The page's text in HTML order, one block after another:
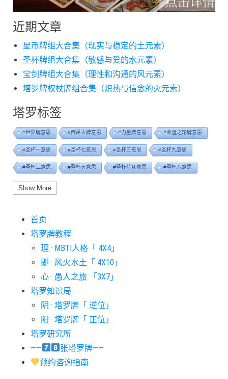
近期文章
星币牌组大合集（现实与稳定的土元素）
圣杯牌组大合集（敏感与爱的水元素）
宝剑牌组大合集（理性和沟通的风元素）
塔罗牌权杖牌组合集（炽热与信念的火元素）
塔罗标签
#世界牌意思 #倒吊人牌意思 #力量牌意思 #命运之轮牌意思
#圣杯一意思 #圣杯七意思 #圣杯三意思 #圣杯九意思
#圣杯二意思 #圣杯五意思 #圣杯侍从意思 #圣杯八意思
#圣杯六意思
#宝剑七意思
#宝剑五意思 #宝剑侍从意思
#宝剑十意思 #宝剑四意思 #宝剑国王意思
#愚人牌意思 #战车牌意思
#星币七意思 #星币三意思
#星币五意思 #星币侍从意思
#星币骑士意思 #星星牌意思
Show More
首页
塔罗牌教程
理 · MBTI人格「 4X4」
即 · 风火水土「 4X10」
心 · 愚人之旅 「3X7」
塔罗知识局
阴 · 塔罗牌「 逆位」
阳 · 塔罗牌「 正位」
塔罗研究所
——
张塔罗牌——
预约咨询指南